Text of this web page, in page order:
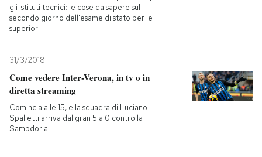
gli istituti tecnici: le cose da sapere sul
secondo giorno dell'esame di stato per le
superiori
31/3/2018
Come vedere Inter-Verona, in tv o in
diretta streaming
Comincia alle 15, e la squadra di Luciano
Spalletti arriva dal gran 5 a 0 contro la
Sampdoria